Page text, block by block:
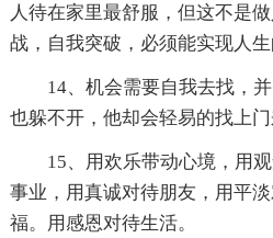
人待在家里最舒服，但这不是
战，自我突破，必须能实现人生
14、机会需要自我去找，
也躲不开，他却会轻易的找上门
15、用欢乐带动心境，用
事业，用真诚对待朋友，用平
福。用感恩对待生活。